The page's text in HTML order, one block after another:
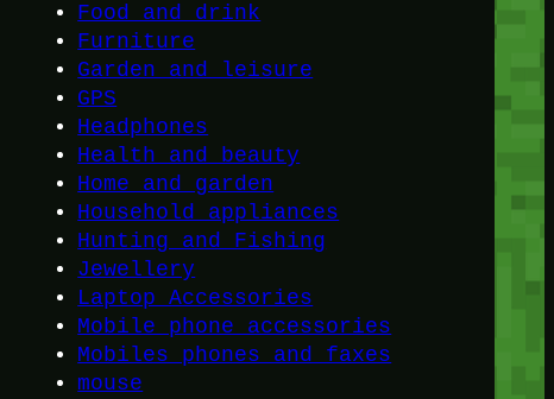
Food and drink
Furniture
Garden and leisure
GPS
Headphones
Health and beauty
Home and garden
Household appliances
Hunting and Fishing
Jewellery
Laptop Accessories
Mobile phone accessories
Mobiles phones and faxes
mouse